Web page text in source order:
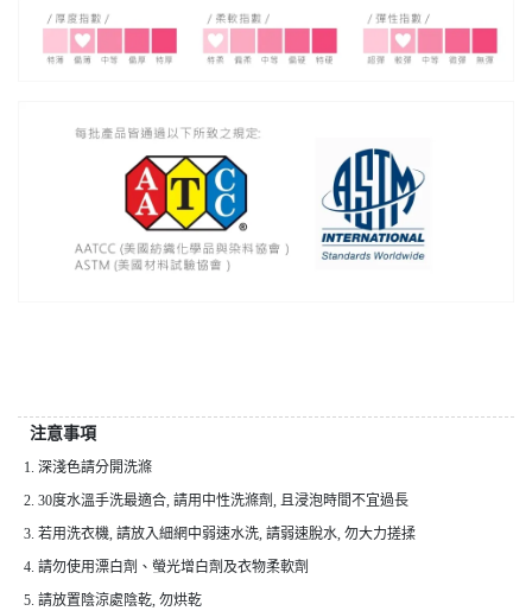
注意事項
1. 深淺色請分開洗滌
2. 30度水溫手洗最適合, 請用中性洗滌劑, 且浸泡時間不宜過長
3. 若用洗衣機, 請放入細網中弱速水洗, 請弱速脫水, 勿大力搓揉
4. 請勿使用漂白劑、螢光增白劑及衣物柔軟劑
5. 請放置陰涼處陰乾, 勿烘乾